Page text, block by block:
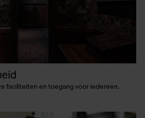
faciliteiten en toegang voor iedereen.